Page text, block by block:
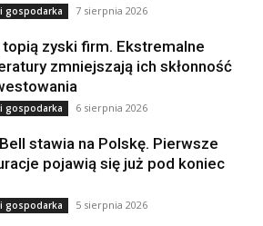
gospodarka 7 sierpnia 2026
topią zyski firm. Ekstremalne
zmniejszają ich skłonność
gospodarka 6 sierpnia 2026
stawia na Polskę. Pierwsze
pojawią się już pod koniec
gospodarka 5 sierpnia 2026